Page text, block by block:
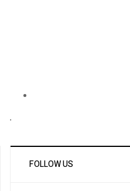
.
FOLLOW US